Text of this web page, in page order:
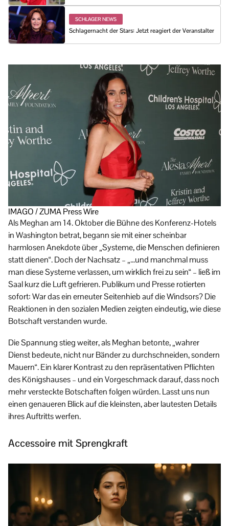
SCHLAGER NEWS
Schlagernacht der Stars: Jetzt reagiert der Veranstalter
IMAGO / ZUMA Press Wire
Als Meghan am 14. Oktober die Bühne des Konferenz-Hotels
in Washington betrat, begann sie mit einer scheinbar
harmlosen Anekdote über „Systeme, die Menschen definieren
statt dienen“. Doch der Nachsatz – „…und manchmal muss
man diese Systeme verlassen, um wirklich frei zu sein“ – ließ im
Saal kurz die Luft gefrieren. Publikum und Presse rotierten
sofort: War das ein erneuter Seitenhieb auf die Windsors? Die
Reaktionen in den sozialen Medien zeigten eindeutig, wie diese
Botschaft verstanden wurde.
Die Spannung stieg weiter, als Meghan betonte, „wahrer
Dienst bedeute, nicht nur Bänder zu durchschneiden, sondern
Mauern“. Ein klarer Kontrast zu den repräsentativen Pflichten
des Königshauses – und ein Vorgeschmack darauf, dass noch
mehr versteckte Botschaften folgen würden. Lasst uns nun
einen genaueren Blick auf die kleinsten, aber lautesten Details
ihres Auftritts werfen.
Accessoire mit Sprengkraft